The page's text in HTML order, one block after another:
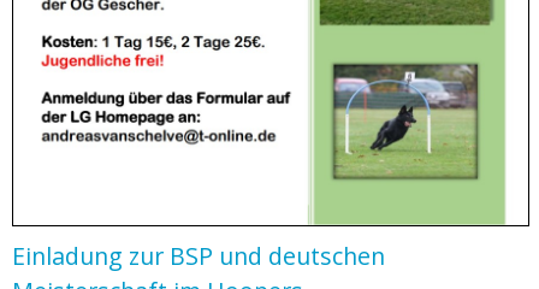
Einladung zur BSP und deutschen